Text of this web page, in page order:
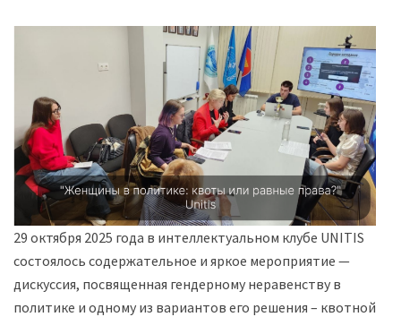
29 октября 2025 года в интеллектуальном клубе UNITIS
состоялось содержательное и яркое мероприятие —
дискуссия, посвященная гендерному неравенству в
политике и одному из вариантов его решения – квотной